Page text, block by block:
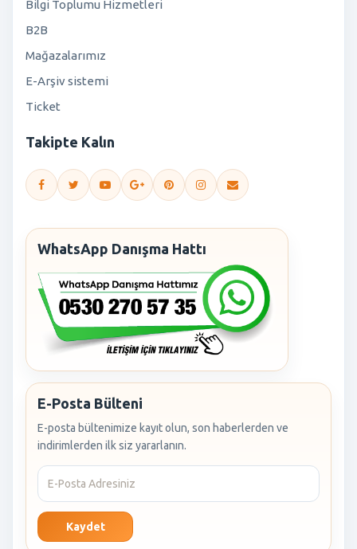
Bilgi Toplumu Hizmetleri
B2B
Mağazalarımız
E-Arşiv sistemi
Ticket
Takipte Kalın
WhatsApp Danışma Hattı
E-Posta Bülteni
E-posta bültenimize kayıt olun, son haberlerden ve
indirimlerden ilk siz yararlanın.
Kaydet